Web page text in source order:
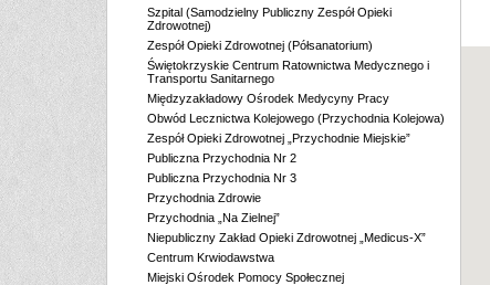
Szpital (Samodzielny Publiczny Zespół Opieki
Zdrowotnej)
Zespół Opieki Zdrowotnej (Półsanatorium)
Świętokrzyskie Centrum Ratownictwa Medycznego i
Transportu Sanitarnego
Międzyzakładowy Ośrodek Medycyny Pracy
Obwód Lecznictwa Kolejowego (Przychodnia Kolejowa)
Zespół Opieki Zdrowotnej „Przychodnie Miejskie”
Publiczna Przychodnia Nr 2
Publiczna Przychodnia Nr 3
Przychodnia Zdrowie
Przychodnia „Na Zielnej”
Niepubliczny Zakład Opieki Zdrowotnej „Medicus-X”
Centrum Krwiodawstwa
Miejski Ośrodek Pomocy Społecznej